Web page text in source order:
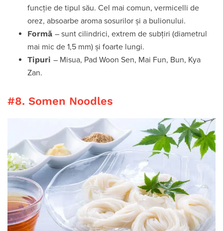
funcție de tipul său. Cel mai comun, vermicelli de
orez, absoarbe aroma sosurilor și a bulionului.
Formă – sunt cilindrici, extrem de subțiri (diametrul
mai mic de 1,5 mm) și foarte lungi.
Tipuri – Misua, Pad Woon Sen, Mai Fun, Bun, Kya
Zan.
#8. Somen Noodles